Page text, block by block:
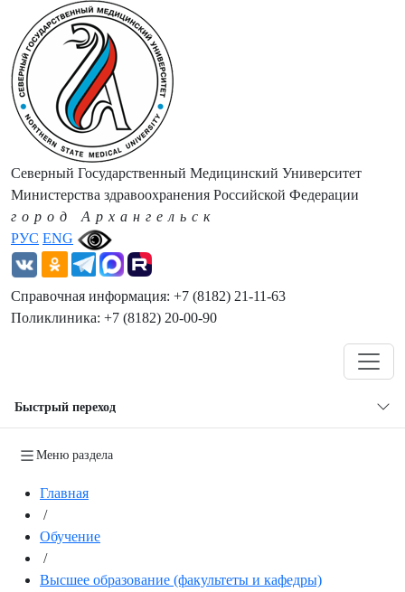
РУС ENG
Северный Государственный Медицинский Университет
Министерства здравоохранения Российской Федерации
город Архангельск
Справочная информация: +7 (8182) 21-11-63
Поликлиника: +7 (8182) 20-00-90
Быстрый переход
Меню раздела
Главная
/
Обучение
/
Высшее образование (факультеты и кафедры)